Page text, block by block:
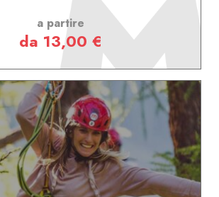
a partire
da 13,00 €